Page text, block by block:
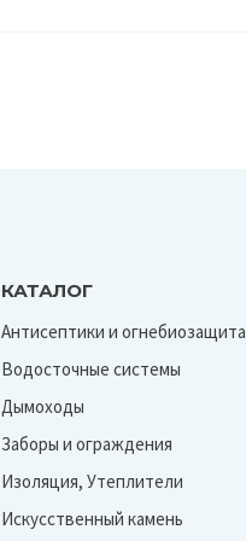
КАТАЛОГ
Антисептики и огнебиозащита
Водосточные системы
Дымоходы
Заборы и ограждения
Изоляция, Утеплители
Искусственный камень